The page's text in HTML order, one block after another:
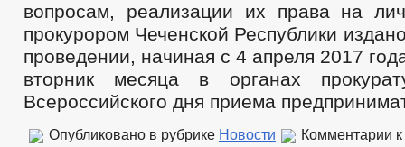
вопросам, реализации их права на
прокурором Чеченской Республики
проведении, начиная с 4 апреля 2017
вторник месяца в органах
Всероссийского дня приема
Опубликовано в рубрике Новости Комментарии